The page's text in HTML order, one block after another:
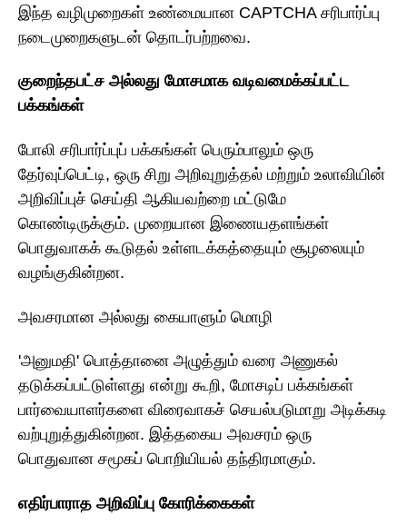
இந்த வழிமுறைகள் உண்மையான CAPTCHA சரிபார்ப்பு
நடைமுறைகளுடன் தொடர்பற்றவை.
குறைந்தபட்ச அல்லது மோசமாக வடிவமைக்கப்பட்ட
பக்கங்கள்
போலி சரிபார்ப்புப் பக்கங்கள் பெரும்பாலும் ஒரு
தேர்வுப்பெட்டி, ஒரு சிறு அறிவுறுத்தல் மற்றும் உலாவியின்
அறிவிப்புச் செய்தி ஆகியவற்றை மட்டுமே
கொண்டிருக்கும். முறையான இணையதளங்கள்
பொதுவாகக் கூடுதல் உள்ளடக்கத்தையும் சூழலையும்
வழங்குகின்றன.
அவசரமான அல்லது கையாளும் மொழி
'அனுமதி' பொத்தானை அழுத்தும் வரை அணுகல்
தடுக்கப்பட்டுள்ளது என்று கூறி, மோசடிப் பக்கங்கள்
பார்வையாளர்களை விரைவாகச் செயல்படுமாறு அடிக்கடி
வற்புறுத்துகின்றன. இத்தகைய அவசரம் ஒரு
பொதுவான சமூகப் பொறியியல் தந்திரமாகும்.
எதிர்பாராத அறிவிப்பு கோரிக்கைகள்